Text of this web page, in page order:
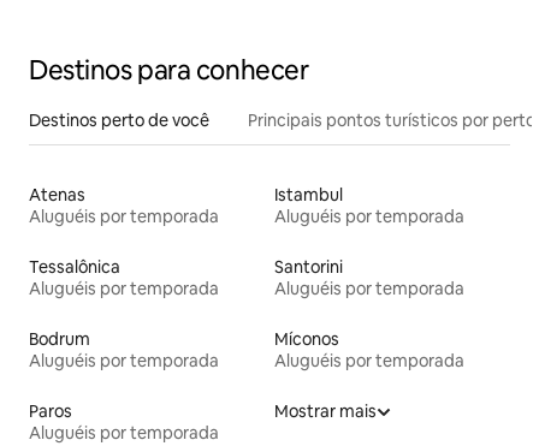
Destinos para conhecer
Destinos perto de você Principais pontos turísticos por perto
Atenas
Aluguéis por temporada
Istambul
Aluguéis por temporada
Tessalônica
Aluguéis por temporada
Santorini
Aluguéis por temporada
Bodrum
Aluguéis por temporada
Míconos
Aluguéis por temporada
Paros
Aluguéis por temporada
Mostrar mais